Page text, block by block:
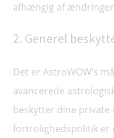
afhængig af
2. Generel
Det er AstroWOW’s
avancerede
beskytter dine private
fortrolighedspolitik er